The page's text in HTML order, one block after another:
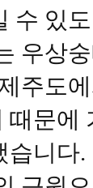
수 있
우상
주도
때문에
습니다